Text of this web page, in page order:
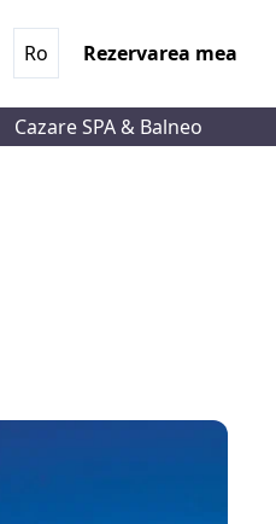
Ro Rezervarea mea
Cazare SPA & Balneo